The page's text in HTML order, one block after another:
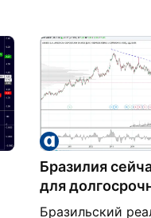
Бразилия
для
инвесторов
Бразильский